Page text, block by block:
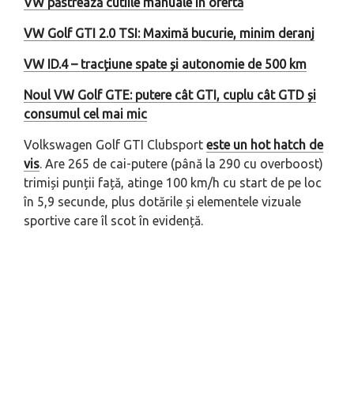
VW Golf GTI 2.0 TSI: Maximă bucurie, minim deranj
VW ID.4 – tracțiune spate și autonomie de 500 km
Noul VW Golf GTE: putere cât GTI, cuplu cât GTD și
consumul cel mai mic
Volkswagen Golf GTI Clubsport este un hot hatch de
vis. Are 265 de cai-putere (până la 290 cu overboost)
trimiși punții față, atinge 100 km/h cu start de pe loc
în 5,9 secunde, plus dotările și elementele vizuale
sportive care îl scot în evidență.